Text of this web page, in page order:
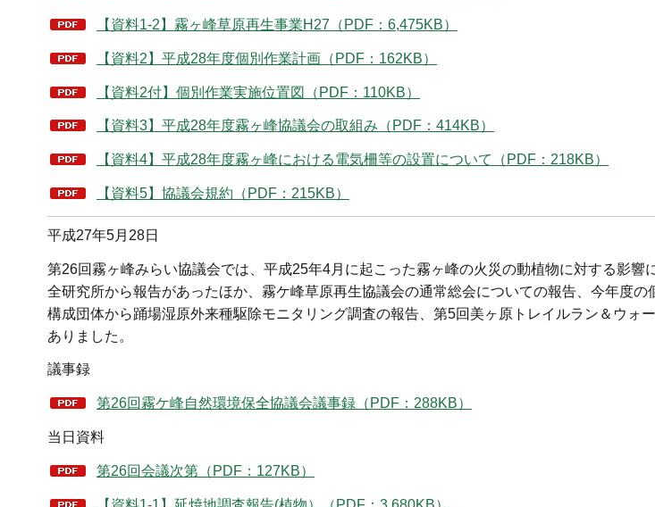
【資料1-2】霧ヶ峰草原再生事業H27（PDF：6,475KB）
【資料2】平成28年度個別作業計画（PDF：162KB）
【資料2付】個別作業実施位置図（PDF：110KB）
【資料3】平成28年度霧ヶ峰協議会の取組み（PDF：414KB）
【資料4】平成28年度霧ヶ峰における電気柵等の設置について（PDF：218KB）
【資料5】協議会規約（PDF：215KB）
平成27年5月28日
第26回霧ヶ峰みらい協議会では、平成25年4月に起こった霧ヶ峰の火災の動植物に対する影響
全研究所から報告があったほか、霧ケ峰草原再生協議会の通常総会についての報告、今年度の
構成団体から踊場湿原外来種駆除モニタリング調査の報告、第5回美ヶ原トレイルラン＆ウォ
ありました。
議事録
第26回霧ケ峰自然環境保全協議会議事録（PDF：288KB）
当日資料
第26回会議次第（PDF：127KB）